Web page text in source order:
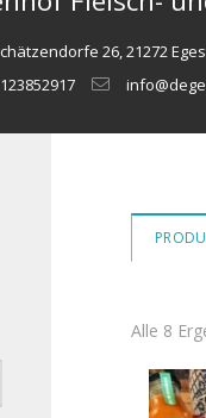
26, 21272
Alle 8